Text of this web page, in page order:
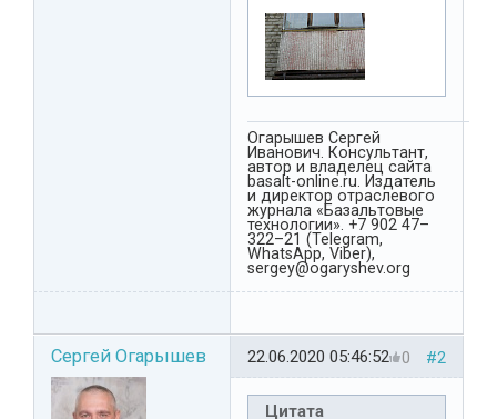
Огарышев Сергей
Иванович. Консультант,
автор и владелец сайта
basalt-online.ru. Издатель
и директор отраслевого
журнала «Базальтовые
технологии». +7 902 47–
322–21 (Telegram,
WhatsApp, Viber),
sergey@ogaryshev.org
Сергей Огарышев #2
0
22.06.2020 05:46:52
Цитата